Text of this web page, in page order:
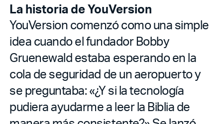
La historia de YouVersion
YouVersion comenzó como una simple
idea cuando el fundador Bobby
Gruenewald estaba esperando en la
cola de seguridad de un aeropuerto y
se preguntaba: «¿Y si la tecnología
pudiera ayudarme a leer la Biblia de